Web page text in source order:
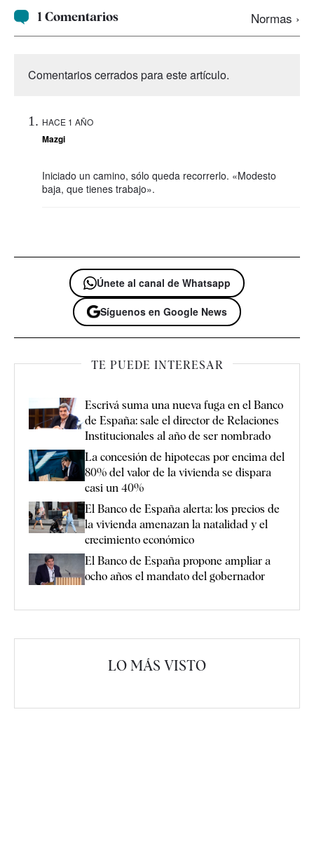
1 Comentarios Normas ›
Comentarios cerrados para este artículo.
HACE 1 AÑO
Mazgi
Iniciado un camino, sólo queda recorrerlo. «Modesto
baja, que tienes trabajo».
Únete al canal de Whatsapp
Síguenos en Google News
TE PUEDE INTERESAR
Escrivá suma una nueva fuga en el Banco
de España: sale el director de Relaciones
Institucionales al año de ser nombrado
La concesión de hipotecas por encima del
80% del valor de la vivienda se dispara
casi un 40%
El Banco de España alerta: los precios de
la vivienda amenazan la natalidad y el
crecimiento económico
El Banco de España propone ampliar a
ocho años el mandato del gobernador
LO MÁS VISTO